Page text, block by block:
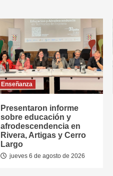
Enseñanza
Presentaron informe
sobre educación y
afrodescendencia en
Rivera, Artigas y Cerro
Largo
jueves 6 de agosto de 2026